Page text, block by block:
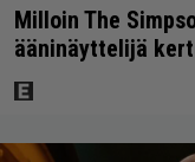
Milloin The
ääninäyttelijä